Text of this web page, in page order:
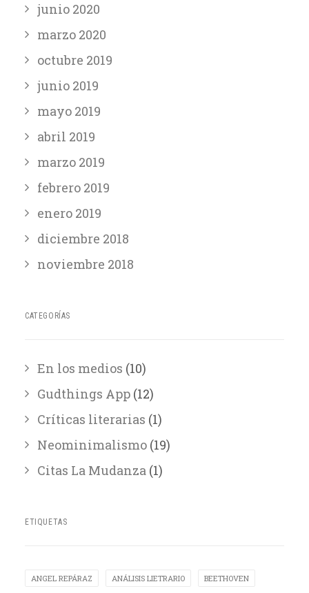
junio 2020
marzo 2020
octubre 2019
junio 2019
mayo 2019
abril 2019
marzo 2019
febrero 2019
enero 2019
diciembre 2018
noviembre 2018
CATEGORÍAS
En los medios (10)
Gudthings App (12)
Críticas literarias (1)
Neominimalismo (19)
Citas La Mudanza (1)
ETIQUETAS
ANGEL REPÁRAZ ANÁLISIS LIETRARIO BEETHOVEN